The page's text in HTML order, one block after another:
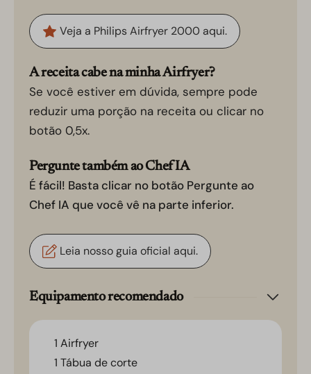
Veja a Philips Airfryer 2000 aqui.
A receita cabe na minha Airfryer?
Se você estiver em dúvida, sempre pode
reduzir uma porção na receita ou clicar no
botão 0,5x.
Pergunte também ao Chef IA
É fácil! Basta clicar no botão Pergunte ao
Chef IA que você vê na parte inferior.
Leia nosso guia oficial aqui.
Equipamento recomendado
1 Airfryer
1 Tábua de corte